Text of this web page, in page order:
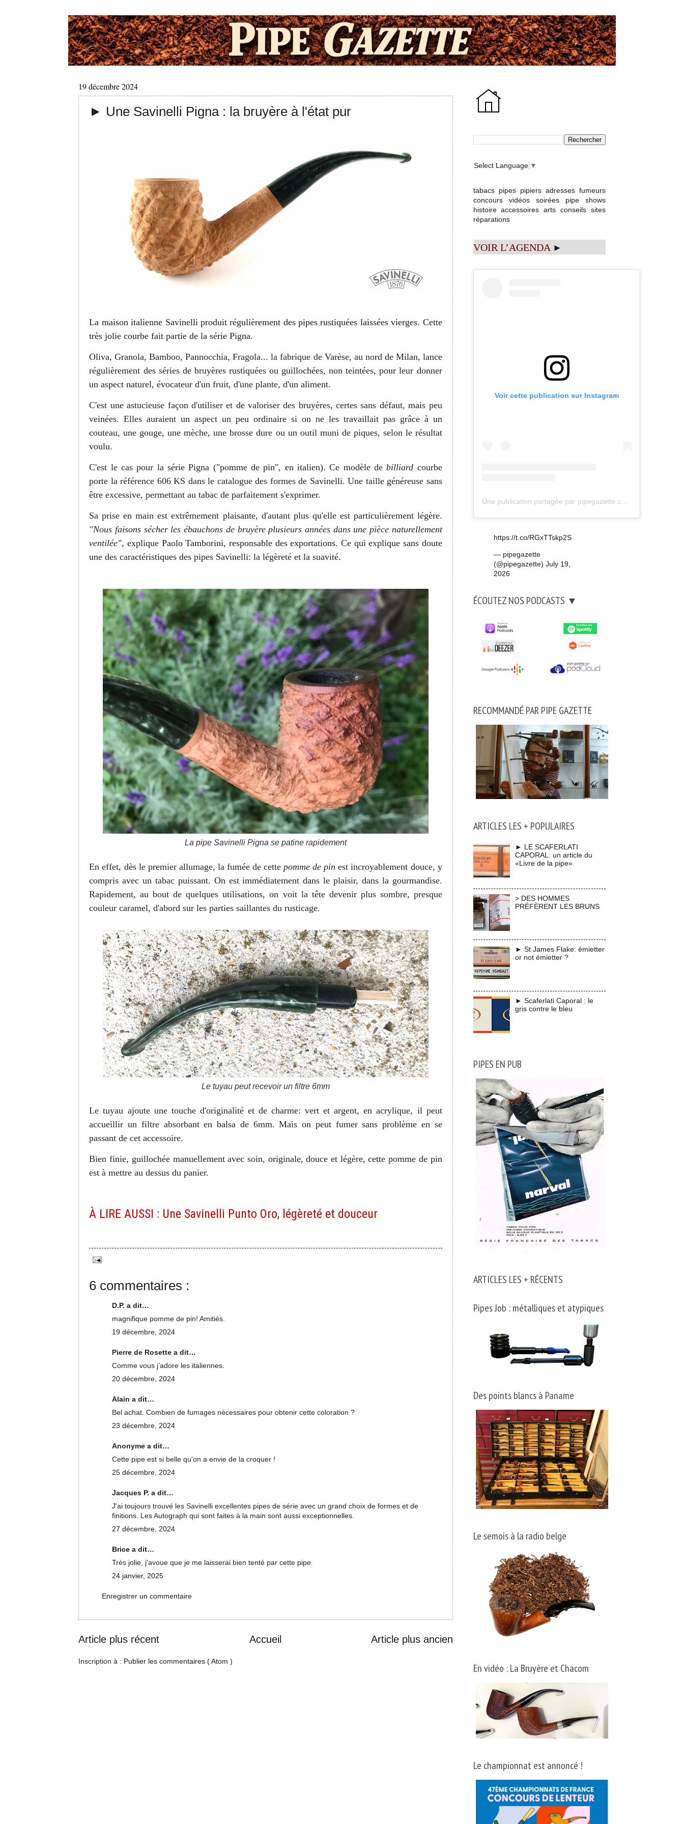
19 décembre 2024
► Une Savinelli Pigna : la bruyère à l'état pur
La maison italienne Savinelli produit régulièrement des pipes rustiquées laissées vierges. Cette
très jolie courbe fait partie de la série Pigna.
Oliva, Granola, Bamboo, Pannocchia, Fragola... la fabrique de Varèse, au nord de Milan, lance
régulièrement des séries de bruyères rustiquées ou guillochées, non teintées, pour leur donner
un aspect naturel, évocateur d'un fruit, d'une plante, d'un aliment.
C'est une astucieuse façon d'utiliser et de valoriser des bruyères, certes sans défaut, mais peu
veinées. Elles auraient un aspect un peu ordinaire si on ne les travaillait pas grâce à un
couteau, une gouge, une mèche, une brosse dure ou un outil muni de piques, selon le résultat
voulu.
C'est le cas pour la série Pigna ("pomme de pin", en italien). Ce modèle debilliard courbe
porte la référence 606 KS dans le catalogue des formes de Savinelli. Une taille généreuse sans
être excessive, permettant au tabac de parfaitement s'exprimer.
Sa prise en main est extrêmement plaisante, d'autant plus qu'elle est particulièrement légère.
"Nous faisons sécher les ébauchons de bruyère plusieurs années dans une pièce naturellement
ventilée", explique Paolo Tamborini, responsable des exportations. Ce qui explique sans doute
une des caractéristiques des pipes Savinelli: la légèreté et la suavité.
La pipe Savinelli Pigna se patine rapidement
En effet, dès le premier allumage, la fumée de cettepomme de pin est incroyablement douce, y
compris avec un tabac puissant. On est immédiatement dans le plaisir, dans la gourmandise.
Rapidement, au bout de quelques utilisations, on voit la tête devenir plus sombre, presque
couleur caramel, d'abord sur les parties saillantes du rusticage.
Le tuyau peut recevoir un filtre 6mm
Le tuyau ajoute une touche d'originalité et de charme: vert et argent, en acrylique, il peut
accueillir un filtre absorbant en balsa de 6mm. Mais on peut fumer sans problème en se
passant de cet accessoire.
Bien finie, guillochée manuellement avec soin, originale, douce et légère, cette pomme de pin
est à mettre au dessus du panier.
À LIRE AUSSI : Une Savinelli Punto Oro, légèreté et douceur
6 commentaires :
D.P. a dit…
magnifique pomme de pin! Amitiés.
19 décembre, 2024
Pierre de Rosette a dit…
Comme vous j’adore les italiennes.
20 décembre, 2024
Alain a dit…
Bel achat. Combien de fumages nécessaires pour obtenir cette coloration ?
23 décembre, 2024
Anonyme a dit…
Cette pipe est si belle qu'on a envie de la croquer !
25 décembre, 2024
Jacques P. a dit…
J'ai toujours trouvé les Savinelli excellentes pipes de série avec un grand choix de formes et de
finitions. Les Autograph qui sont faites à la main sont aussi exceptionnelles.
27 décembre, 2024
Bricea dit…
Très jolie, j'avoue que je me laisserai bien tenté par cette pipe
24 janvier, 2025
Enregistrer un commentaire
Article plus récent Article plus ancien
Accueil
Inscription à : Publier les commentaires ( Atom )
Select Language ▼
tabacs pipes pipiers adresses fumeurs
concours
vidéos soirées
pipe shows
histoire accessoires arts conseils sites
réparations
VOIR L’AGENDA ►
Voir cette publication sur Instagram
Une publication partagée par pipegazette.com (@pipegazette)
https://t.co/RGxTTskp2S
— pipegazette
(@pipegazette) July 19,
2026
ÉCOUTEZ NOS PODCASTS ▼
RECOMMANDÉ PAR PIPE GAZETTE
ARTICLES LES + POPULAIRES
► LE SCAFERLATI
CAPORAL: un article du
«Livre de la pipe»
> DES HOMMES
PRÉFÈRENT LES BRUNS
► St James Flake: émietter
or not émietter ?
► Scaferlati Caporal : le
gris contre le bleu
PIPES EN PUB
ARTICLES LES + RÉCENTS
Pipes Job : métalliques et atypiques
Des points blancs à Paname
Le semois à la radio belge
En vidéo : La Bruyère et Chacom
Le championnat est annoncé !